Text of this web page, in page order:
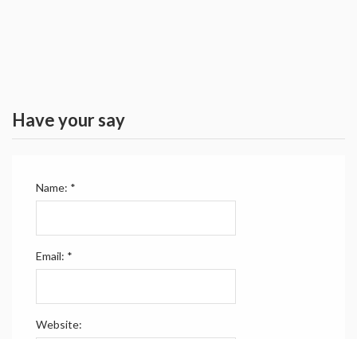
Have your say
Name: *
Email: *
Website: